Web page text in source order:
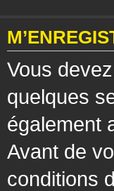
Vous
quelques
également
Avant de
conditions